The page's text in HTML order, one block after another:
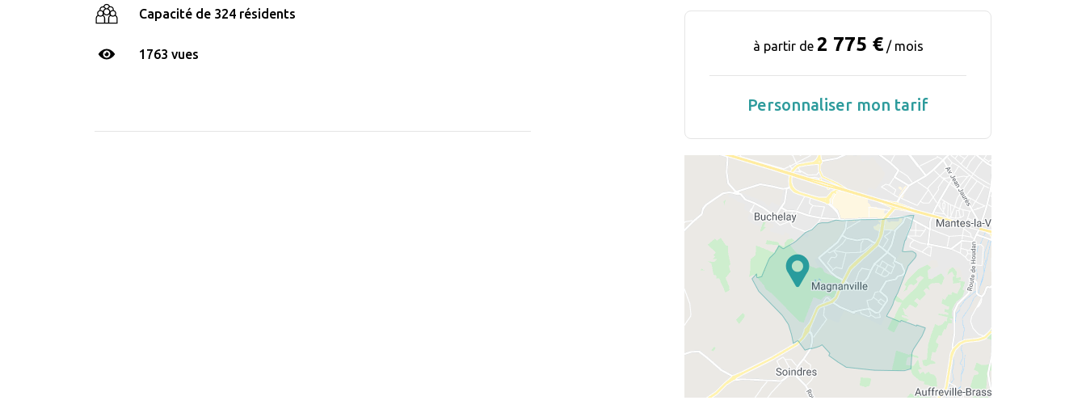
Capacité de 324 résidents
1763 vues
à partir de 2 775 €/ mois
Personnaliser mon tarif